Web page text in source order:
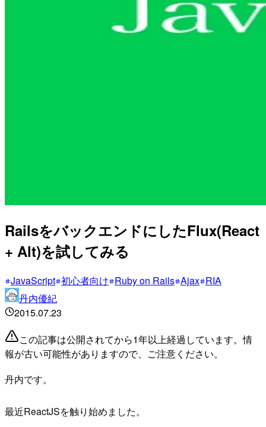
RailsをバックエンドにしたFlux(React
+ Alt)を試してみる
JavaScript 初心者向け Ruby on Rails Ajax RIA
丹内優紀
2015.07.23
この記事は公開されてから1年以上経過しています。情
報が古い可能性がありますので、ご注意ください。
丹内です。
最近ReactJSを触り始めました。